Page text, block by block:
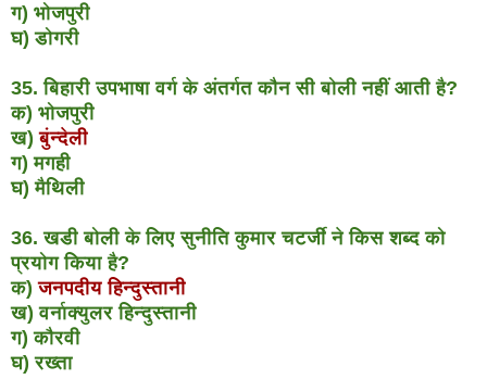
ग) भोजपुरी
घ) डोगरी
35. बिहारी उपभाषा वर्ग के अंतर्गत कौन सी बोली नहीं आती है?
क) भोजपुरी
ख)बुंन्देली
ग) मगही
घ) मैथिली
36. खडी बोली के लिए सुनीति कुमार चटर्जी ने किस शब्द को
प्रयोग किया है?
क)जनपदीय हिन्दुस्तानी
ख) वर्नाक्युलर हिन्दुस्तानी
ग) कौरवी
घ) रख्ता